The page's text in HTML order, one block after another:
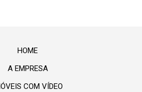
HOME
A EMPRESA
COM VÍDEO